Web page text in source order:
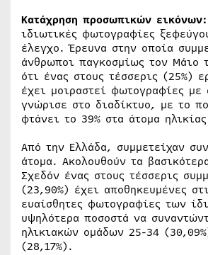
Κατάχρηση προσωπικών εικόνων:
ιδιωτικές φωτογραφίες
έλεγχο. Έρευνα στην οποία
άνθρωποι παγκοσμίως τον Μάιο
ότι ένας στους τέσσερις (25%)
έχει μοιραστεί φωτογραφίες με
γνώρισε στο διαδίκτυο, με το
φτάνει το 39% στα άτομα
Από την Ελλάδα, συμμετείχαν
άτομα. Ακολουθούν τα
Σχεδόν ένας στους τέσσερις
(23,90%) έχει αποθηκευμένες
ευαίσθητες φωτογραφίες των
υψηλότερα ποσοστά να
ηλικιακών ομάδων 25-34
(28,17%).